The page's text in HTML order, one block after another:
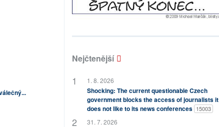
Nejčtenější
1. 8. 2026
Shocking: The current questionable Czech
government blocks the access of journalists it
does not like to its news conferences 15003
31. 7. 2026